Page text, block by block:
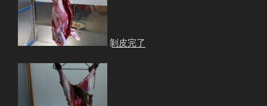
剝皮完了